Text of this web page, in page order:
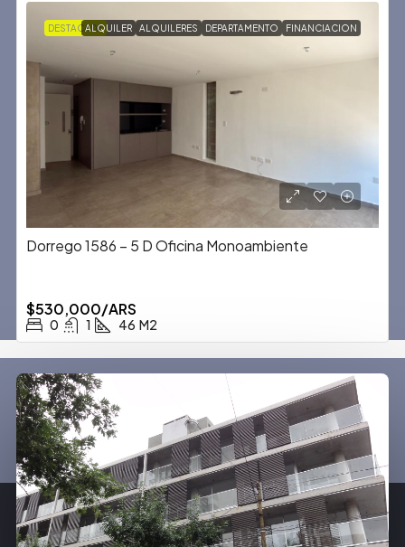
DESTACADAALQUILER ALQUILERES DEPARTAMENTO FINANCIACION
Dorrego 1586 – 5 D Oficina Monoambiente
$530,000/ARS
0 1 46 M2